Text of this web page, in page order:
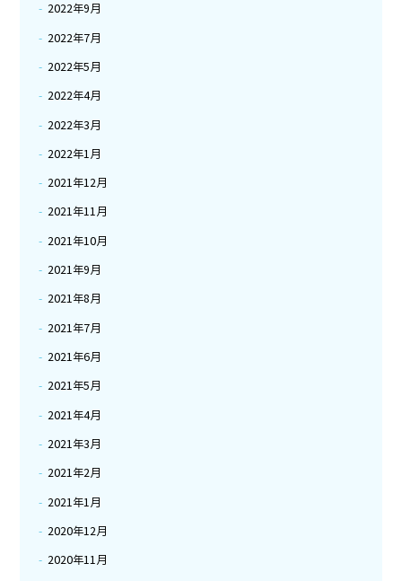
2022年9月
2022年7月
2022年5月
2022年4月
2022年3月
2022年1月
2021年12月
2021年11月
2021年10月
2021年9月
2021年8月
2021年7月
2021年6月
2021年5月
2021年4月
2021年3月
2021年2月
2021年1月
2020年12月
2020年11月